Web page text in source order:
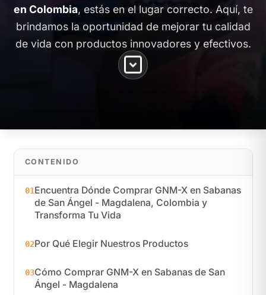
en Colombia, estás en el lugar correcto. Aquí, te
brindamos la oportunidad de mejorar tu calidad
de vida con productos innovadores y efectivos.
CONTENIDO
01Encuentra Dónde Comprar GNM-X en Sabanas
de San Ángel - Magdalena, Colombia y
Transforma Tu Vida
02Por Qué Elegir Nuestros Productos
03Cómo Comprar GNM-X en Sabanas de San
Ángel - Magdalena